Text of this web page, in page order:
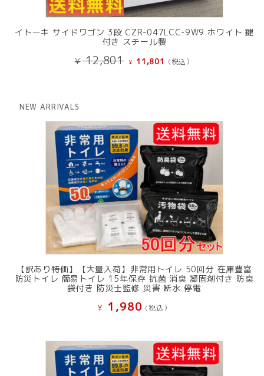
イトーキ サイドワゴン 3段 CZR-047LCC-9W9 ホワイト 鍵
付き スチール製
¥12,801 元
で
し
た。
¥ 11,801 現
¥ 11,801
で
す。
(税込）
NEW ARRIVALS
【訳あり特価】【大量入荷】非常用トイレ 50回分 在庫豊富
防災トイレ 簡易トイレ 15年保存 抗菌 消臭 凝固剤付き 防臭
袋付き 防災士監修 災害 断水 停電
¥ 1,980 (税込）